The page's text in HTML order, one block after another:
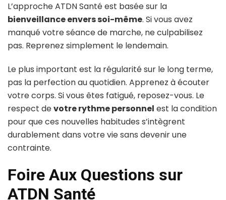
L’approche ATDN Santé est basée sur la
bienveillance envers soi-même. Si vous avez
manqué votre séance de marche, ne culpabilisez
pas. Reprenez simplement le lendemain.
Le plus important est la régularité sur le long terme,
pas la perfection au quotidien. Apprenez à écouter
votre corps. Si vous êtes fatigué, reposez-vous. Le
respect devotre rythme personnel est la condition
pour que ces nouvelles habitudes s’intègrent
durablement dans votre vie sans devenir une
contrainte.
Foire Aux Questions sur
ATDN Santé